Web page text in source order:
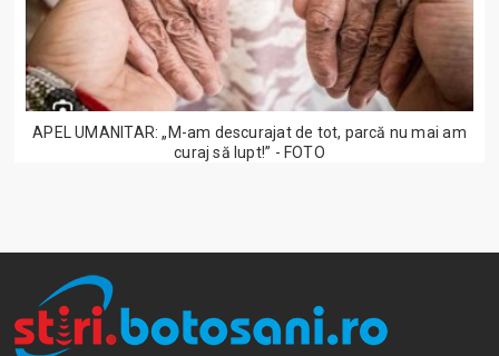
APEL UMANITAR: „M-am descurajat de tot, parcă nu mai am
curaj să lupt!” - FOTO